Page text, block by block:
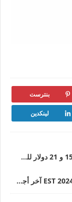
بنترست
لينكدين
مطلوب طباخين للعمل بدولة كندا 2023 براتب 15 و 21 دولار للساعة
مباريات ولوج المدارس العليا للتكنولوجيا 2023-2024 EST آخر أجل للترشيح هو 30 غشت 2023.